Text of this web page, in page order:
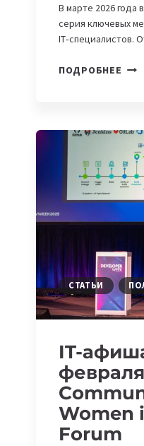
В марте 2026 года
серия ключевых
IT‑специалистов.
ПОДРОБНЕЕ IT-
И
СТАТЬИ
IT-
Women
Forum